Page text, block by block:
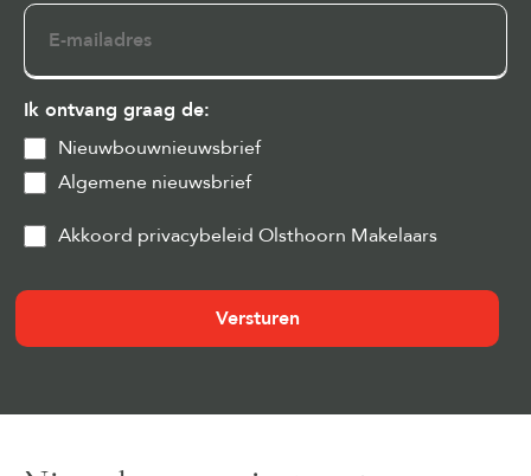
E-
mailadres
Ik ontvang graag de:
Nieuwbouwnieuwsbrief
Algemene nieuwsbrief
Privacy
Cookies
Akkoord privacybeleid Olsthoorn Makelaars